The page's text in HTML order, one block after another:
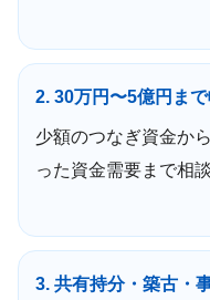
2. 30万円〜5億円ま
少額のつなぎ資金か
った資金需要まで相
3. 共有持分・築古・